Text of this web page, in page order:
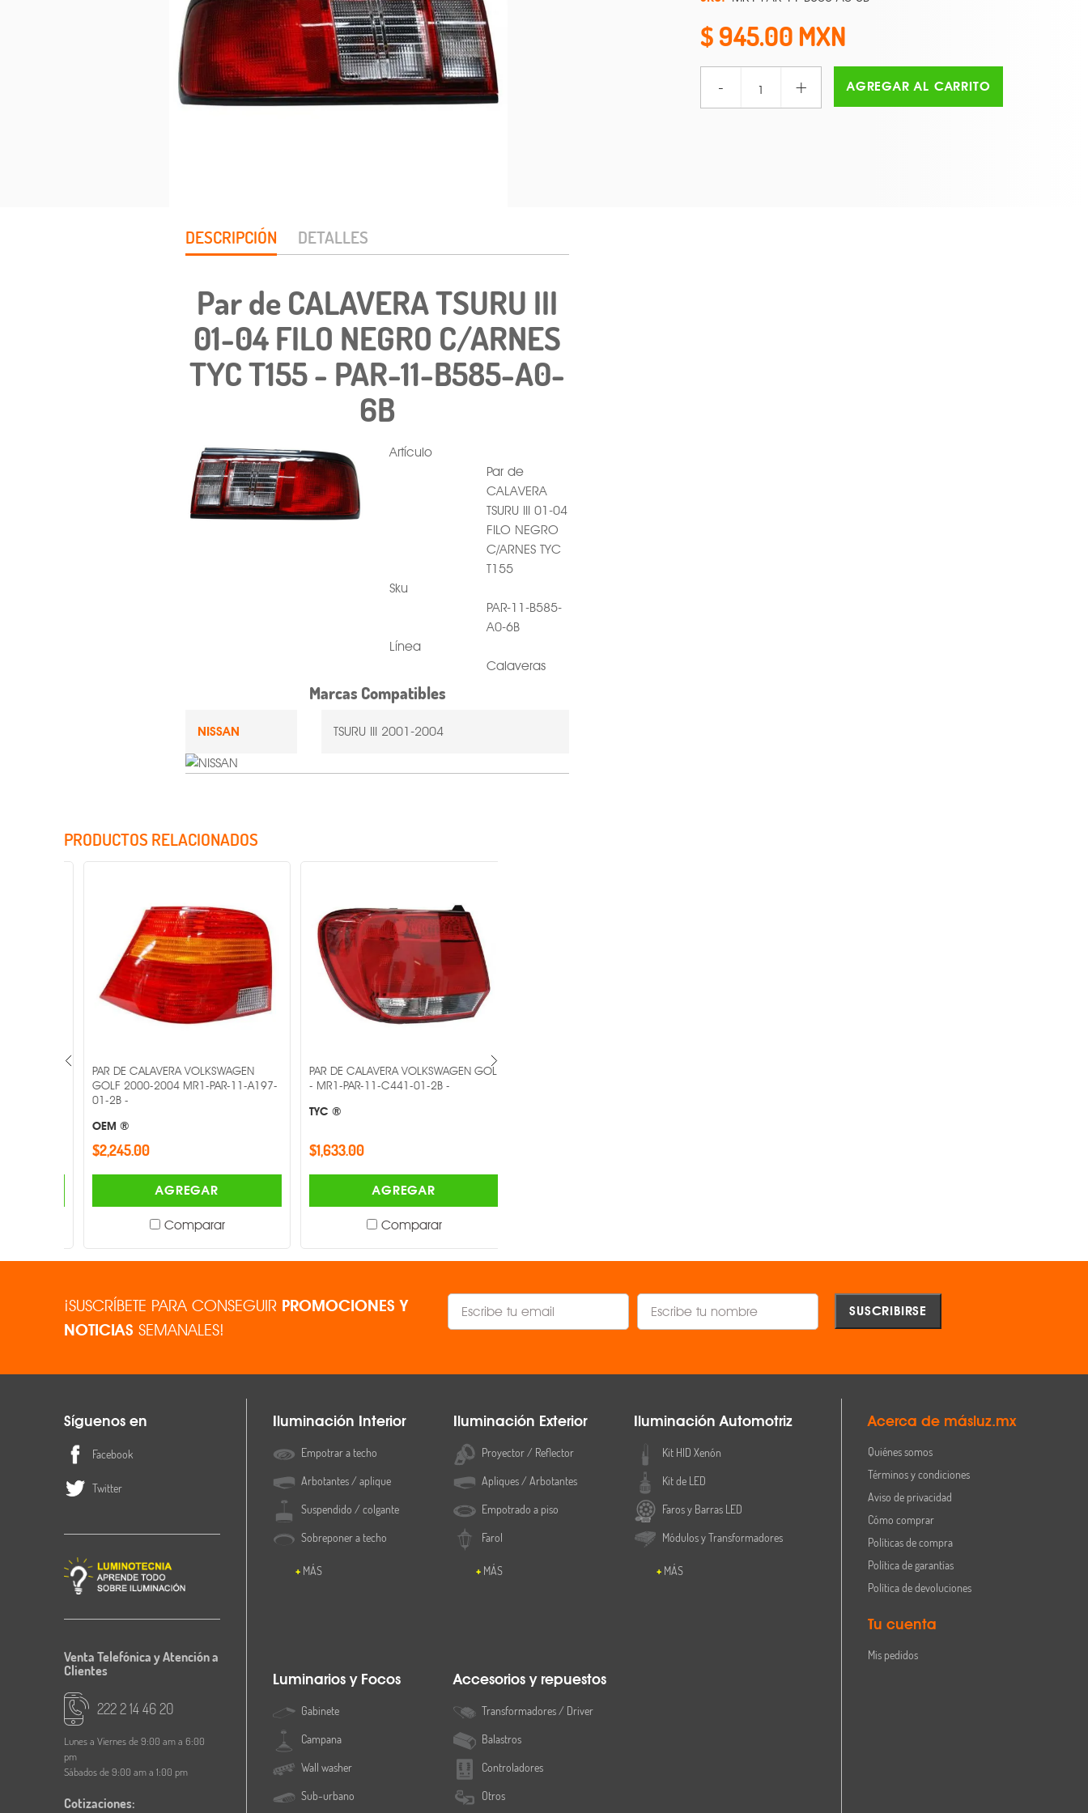
945.00
- + AGREGAR AL CARRITO
DESCRIPCIÓN DETALLES
Par de CALAVERA TSURU III
01-04 FILO NEGRO C/ARNES
TYC T155 - PAR-11-B585-A0-
6B
Artículo
Par de
CALAVERA
TSURU III 01-04
FILO NEGRO
C/ARNES TYC
T155
Sku
PAR-11-B585-
A0-6B
Línea
Calaveras
Marcas Compatibles
NISSAN TSURU III 2001-2004
Incluye Cristales
PRODUCTOS RELACIONADOS
PAR DE CALAVERA VOLKSWAGEN
GOLF 2000-2004 MR1-PAR-11-A197-
01-2B -
OEM ®
$2,245.00
AGREGAR
Comparar
PAR DE CALAVERA VOLKSWAGEN GOL
- MR1-PAR-11-C441-01-2B -
TYC ®
$1,633.00
AGREGAR
Comparar
¡SUSCRÍBETE PARA CONSEGUIR PROMOCIONES Y
NOTICIAS SEMANALES!
Síguenos en
Facebook
Twitter
Venta Telefónica y Atención a
Clientes
222 2 14 46 20
Lunes a Viernes de 9:00 am a 6:00
pm
Sábados de 9:00 am a 1:00 pm
Cotizaciones:
Iluminación Interior
Empotrar a techo
Arbotantes / aplique
Suspendido / colgante
Sobreponer a techo
MÁS
Iluminación Exterior
Proyector / Reflector
Apliques / Arbotantes
Empotrado a piso
Farol
MÁS
Iluminación Automotriz
Kit HID Xenón
Kit de LED
Faros y Barras LED
Módulos y Transformadores
MÁS
Luminarios y Focos
Gabinete
Campana
Wall washer
Sub-urbano
Accesorios y repuestos
Transformadores / Driver
Balastros
Controladores
Otros
Acerca de másluz.mx
Quiénes somos
Términos y condiciones
Aviso de privacidad
Cómo comprar
Políticas de compra
Política de garantías
Política de devoluciones
Tu cuenta
Mis pedidos